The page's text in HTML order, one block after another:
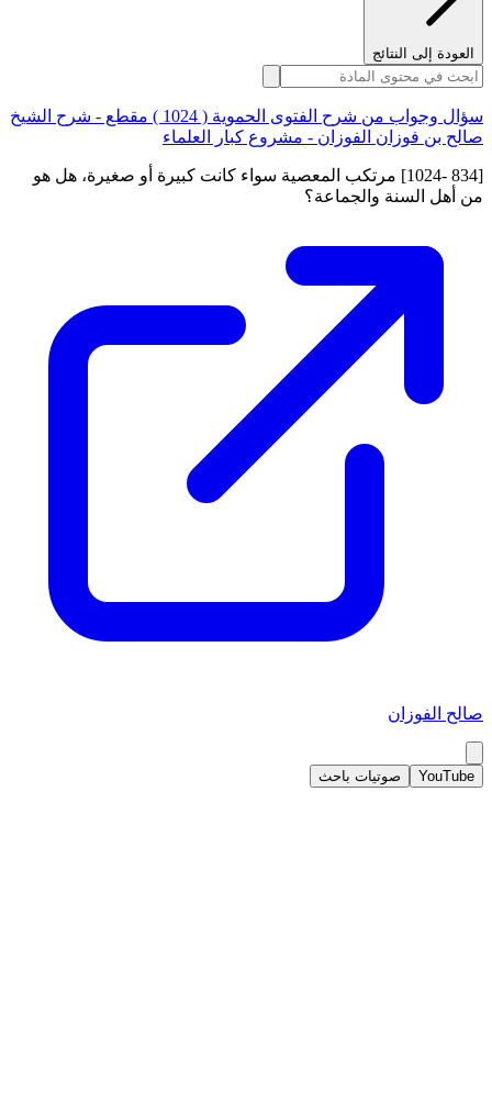
العودة إلى النتائج
سؤال وجواب من شرح الفتوى الحموية ( 1024 ) مقطع - شرح الشيخ
صالح بن فوزان الفوزان - مشروع كبار العلماء
[834 -1024] مرتكب المعصية سواء كانت كبيرة أو صغيرة، هل هو
من أهل السنة والجماعة؟
صالح الفوزان
YouTube صوتيات باحث